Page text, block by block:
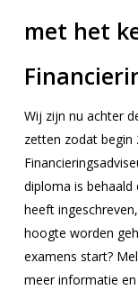
met het
Wij zijn nu achter
zetten zodat begin
diploma is behaald
heeft
hoogte worden
examens start?
meer informatie